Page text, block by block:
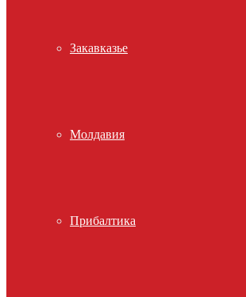
Закавказье
Молдавия
Прибалтика